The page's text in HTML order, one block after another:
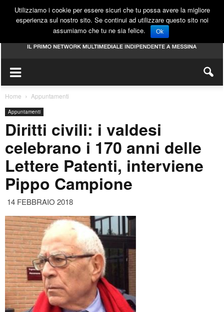
Home Appuntamenti
Appuntamenti
Diritti civili: i valdesi
celebrano i 170 anni delle
Lettere Patenti, interviene
Pippo Campione
14 FEBBRAIO 2018
Utilizziamo i cookie per essere sicuri che tu possa avere la migliore
esperienza sul nostro sito. Se continui ad utilizzare questo sito noi
assumiamo che tu ne sia felice.
Ok